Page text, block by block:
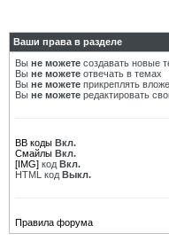
Ваши права в разделе
Вы не можете создавать новые
Вы не можете отвечать в темах
Вы не можете прикреплять
Вы не можете редактировать
BB коды Вкл.
Смайлы Вкл.
[IMG] код Вкл.
HTML код Выкл.
Правила форума